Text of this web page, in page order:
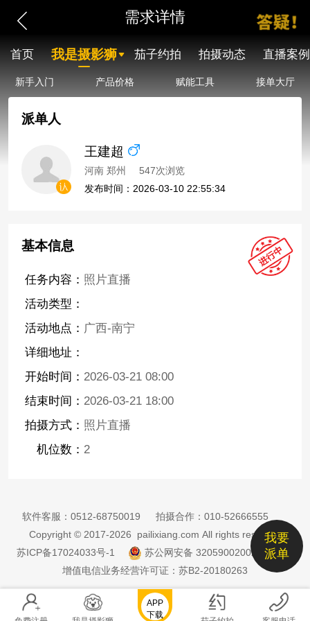
需求详情
首页 我是摄影狮 茄子约拍 拍摄动态 直播案例
新手入门 产品价格 赋能工具 接单大厅
派单人
王建超
河南 郑州
547次浏览
发布时间：2026-03-10 22:55:34
基本信息
任务内容： 照片直播
活动类型：
活动地点： 广西-南宁
详细地址：
开始时间： 2026-03-21 08:00
结束时间： 2026-03-21 18:00
拍摄方式： 照片直播
机位数： 2
我要
派单
软件客服： 0512-68750019 拍摄合作： 010-52666555
Copyright © 2017-2026 pailixiang.com All rights reserved
苏ICP备17024033号-1
苏公网安备 32059002002885号
增值电信业务经营许可证：苏B2-20180263
APP
下载